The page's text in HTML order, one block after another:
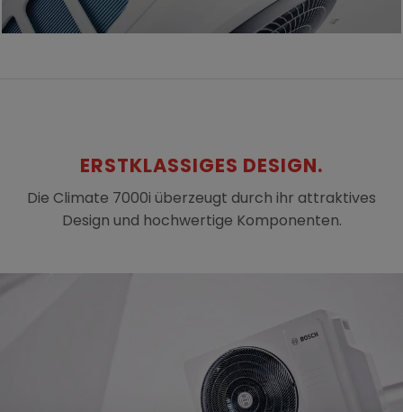
ERSTKLASSIGES DESIGN.
Die Climate 7000i überzeugt durch ihr attraktives
Design und hochwertige Komponenten.